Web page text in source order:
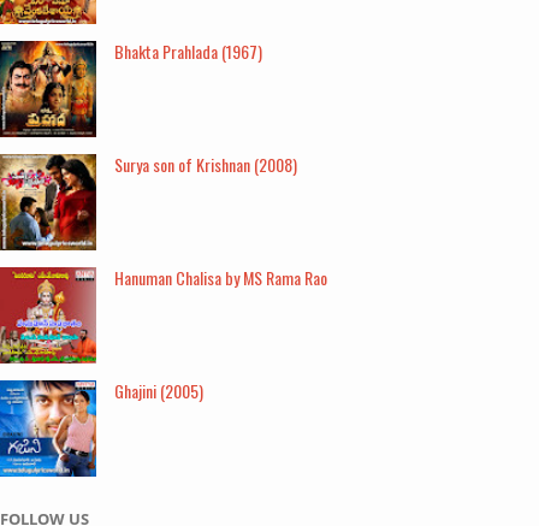
Bhakta Prahlada (1967)
Surya son of Krishnan (2008)
Hanuman Chalisa by MS Rama Rao
Ghajini (2005)
FOLLOW US